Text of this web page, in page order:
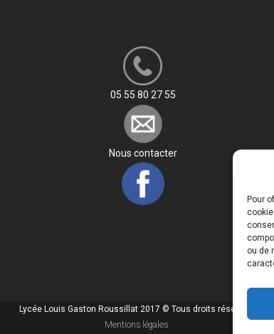
Pour
ou de
05 55 80 27 55
Nous contacter
Lycée Louis Gaston Roussillat 2017 © Tous droits réservés
Mentions légales